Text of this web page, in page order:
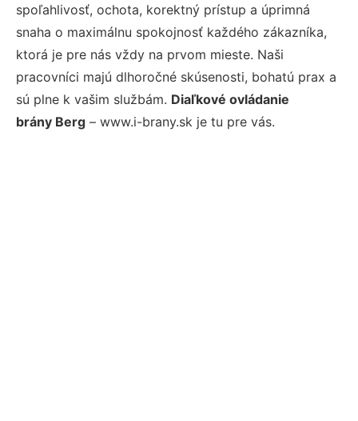
spoľahlivosť, ochota, korektný prístup a úprimná
snaha o maximálnu spokojnosť každého zákazníka,
ktorá je pre nás vždy na prvom mieste. Naši
pracovníci majú dlhoročné skúsenosti, bohatú prax a
sú plne k vašim službám. Diaľkové ovládanie
brány Berg – www.i-brany.sk je tu pre vás.